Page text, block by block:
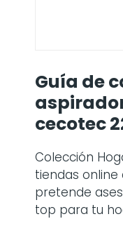
Guía de
cecotec
Colección
tiendas
pretende
top para tu